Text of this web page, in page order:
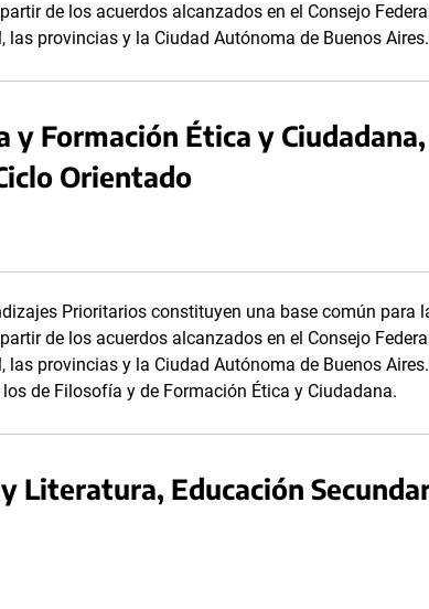
de los acuerdos alcanzados en el Consejo
las provincias y la Ciudad Autónoma de Buenos Aires.
y Formación Ética y
Orientado
Prioritarios constituyen una base común para
de los acuerdos alcanzados en el Consejo
las provincias y la Ciudad Autónoma de Buenos
de Filosofía y de Formación Ética y Ciudadana.
Literatura, Educación